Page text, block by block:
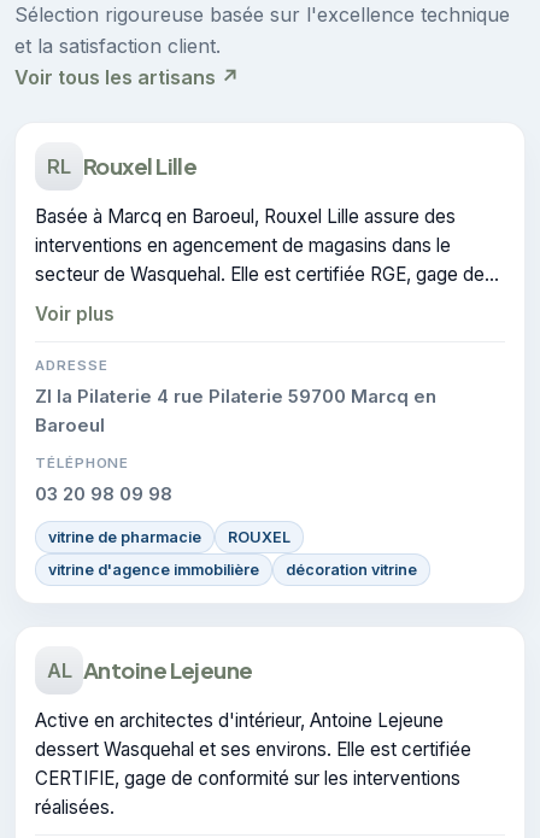
Sélection rigoureuse basée sur l'excellence technique
et la satisfaction client.
Voir tous les artisans ↗
RL Rouxel Lille
Basée à Marcq en Baroeul, Rouxel Lille assure des
interventions en agencement de magasins dans le
secteur de Wasquehal. Elle est certifiée RGE, gage de
conformité sur les interventions réalisées.
Voir plus
ADRESSE
ZI la Pilaterie 4 rue Pilaterie 59700 Marcq en
Baroeul
TÉLÉPHONE
03 20 98 09 98
vitrine de pharmacie
ROUXEL
vitrine d'agence immobilière
décoration vitrine
AL Antoine Lejeune
Active en architectes d'intérieur, Antoine Lejeune
dessert Wasquehal et ses environs. Elle est certifiée
CERTIFIE, gage de conformité sur les interventions
réalisées.